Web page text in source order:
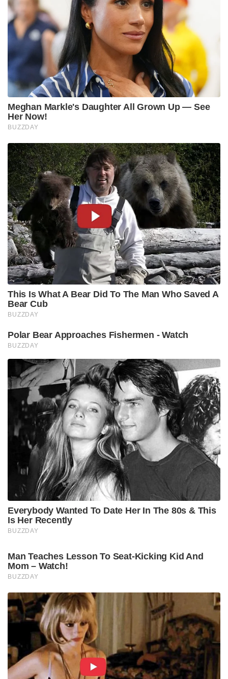
Meghan Markle's Daughter All Grown Up — See
Her Now!
BUZZDAY
This Is What A Bear Did To The Man Who Saved A
Bear Cub
BUZZDAY
Polar Bear Approaches Fishermen - Watch
BUZZDAY
Everybody Wanted To Date Her In The 80s & This
Is Her Recently
BUZZDAY
Man Teaches Lesson To Seat-Kicking Kid And
Mom – Watch!
BUZZDAY